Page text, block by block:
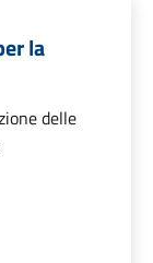
la
delle